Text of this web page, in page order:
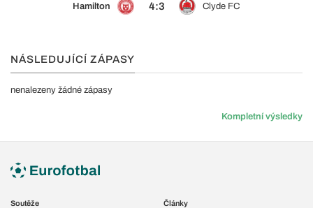
Hamilton 4:3 Clyde FC
NÁSLEDUJÍCÍ ZÁPASY
nenalezeny žádné zápasy
Kompletní výsledky
Soutěže
Články